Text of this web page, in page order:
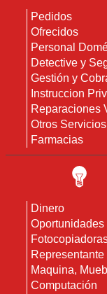
Pedidos
Ofrecidos
Personal
Detective y
Gestión y
Instruccion
Reparaciones
Otros Servicios
Farmacias
Dinero
Representante
Maquina,
Computación